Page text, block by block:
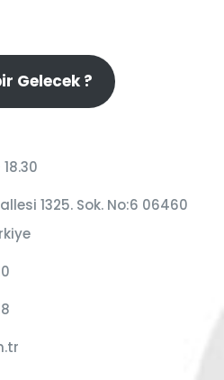
Gelecek ?
1325. Sok. No:6 06460